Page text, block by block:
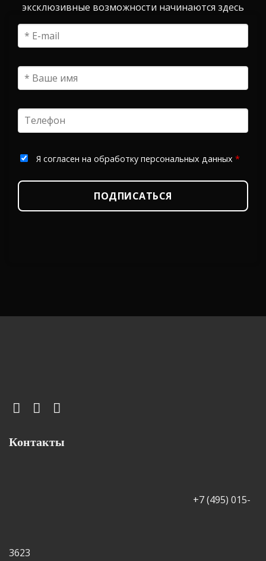
эксклюзивные возможности начинаются здесь
Я согласен на обработку персональных данных *
ПОДПИСАТЬСЯ
Контакты
+7 (495) 015-
3623